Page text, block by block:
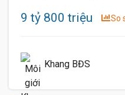
9 tỷ 800 triệu So
Khang BĐS